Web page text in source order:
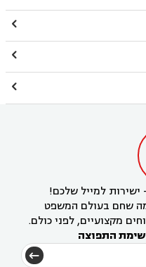



למייל שלכם!
מה שחם בעולם המשפט
מקצועיים, לפני כולם.
התפוצה